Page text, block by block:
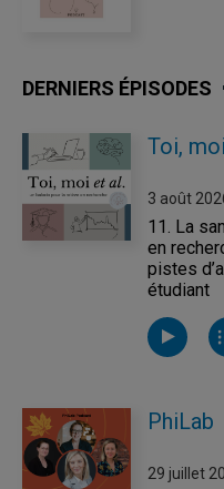
DERNIERS ÉPISODES
Toi,
3 août
11. La
en
pistes
étudiant
PhiLab
29 juillet